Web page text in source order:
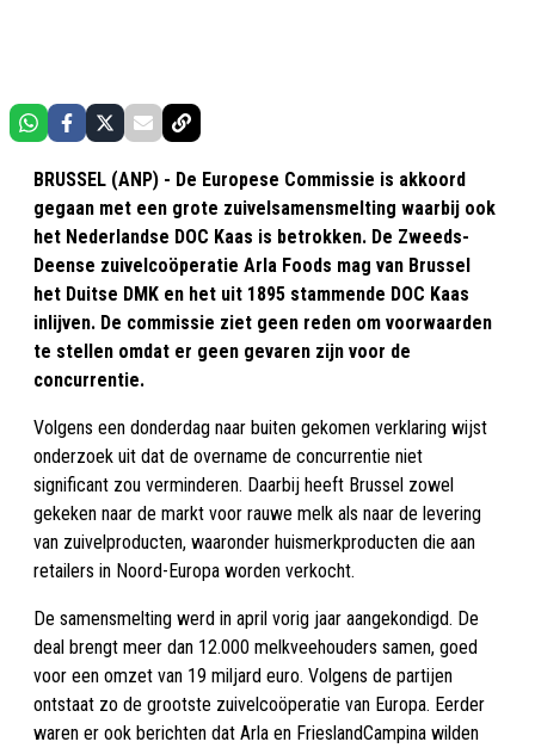
BRUSSEL (ANP) - De Europese Commissie is akkoord
gegaan met een grote zuivelsamensmelting waarbij ook
het Nederlandse DOC Kaas is betrokken. De Zweeds-
Deense zuivelcoöperatie Arla Foods mag van Brussel
het Duitse DMK en het uit 1895 stammende DOC Kaas
inlijven. De commissie ziet geen reden om voorwaarden
te stellen omdat er geen gevaren zijn voor de
concurrentie.
Volgens een donderdag naar buiten gekomen verklaring wijst
onderzoek uit dat de overname de concurrentie niet
significant zou verminderen. Daarbij heeft Brussel zowel
gekeken naar de markt voor rauwe melk als naar de levering
van zuivelproducten, waaronder huismerkproducten die aan
retailers in Noord-Europa worden verkocht.
De samensmelting werd in april vorig jaar aangekondigd. De
deal brengt meer dan 12.000 melkveehouders samen, goed
voor een omzet van 19 miljard euro. Volgens de partijen
ontstaat zo de grootste zuivelcoöperatie van Europa. Eerder
waren er ook berichten dat Arla en FrieslandCampina wilden